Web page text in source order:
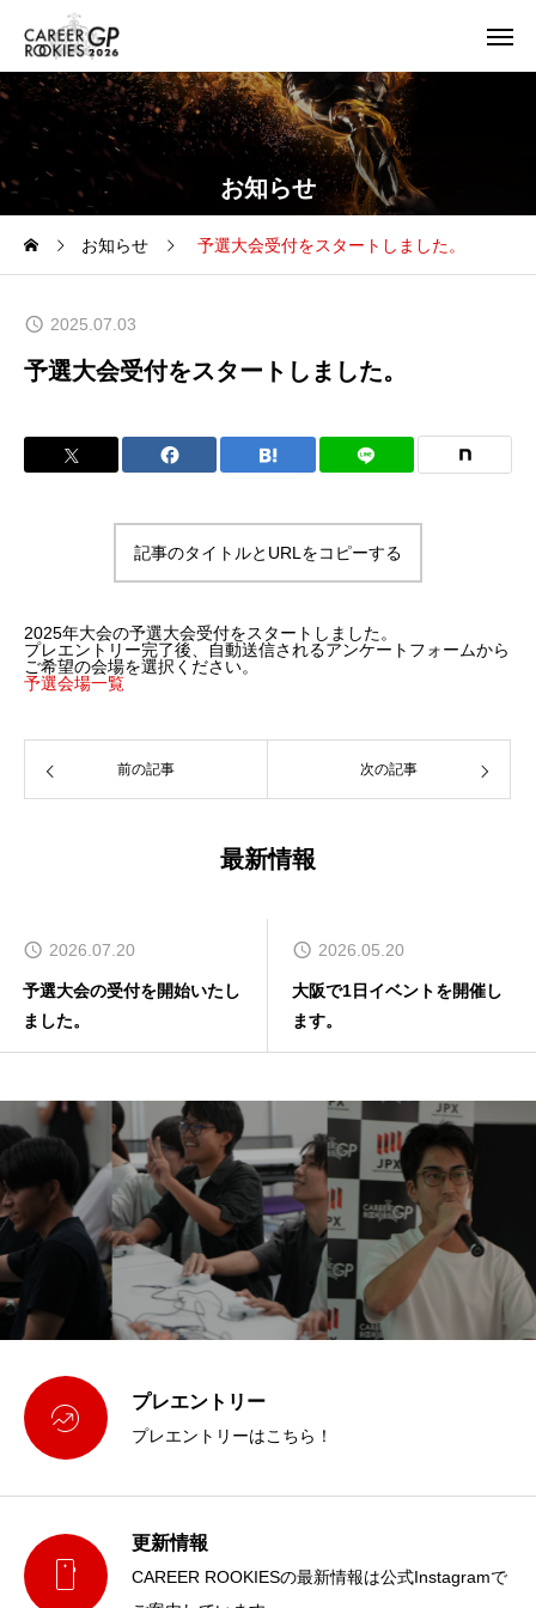
お知らせ
お知らせ 予選大会受付をスタートしました。
2025.07.03
予選大会受付をスタートしました。
記事のタイトルとURLをコピーする
2025年大会の予選大会受付をスタートしました。
プレエントリー完了後、自動送信されるアンケートフォームから
ご希望の会場を選択ください。
予選会場一覧
前の記事 次の記事
最新情報
2026.07.20
予選大会の受付を開始いたし
ました。
2026.05.20
大阪で1日イベントを開催し
ます。
 プレエントリー
プレエントリーはこちら！

更新情報
CAREER ROOKIESの最新情報は公式Instagramで